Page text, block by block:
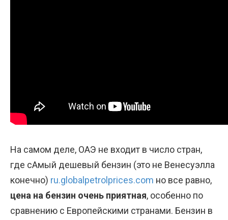
На самом деле, ОАЭ не входит в число стран,
где сАмый дешевый бензин (это не Венесуэлла
конечно) ru.globalpetrolprices.com но все равно,
цена на бензин очень приятная, особенно по
сравнению с Европейскими странами. Бензин в